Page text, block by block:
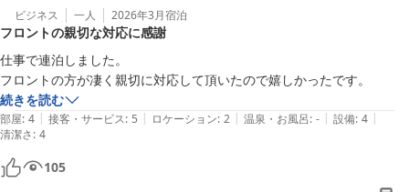
また機会がございましたら是非、当館へお立ち寄りくださいませ。
お客様にまた会える日をお待ち申し上げております。
この度は貴重なお時間の中、口コミにご返信いただきまして誠にあ
りがとうございました。
相鉄フレッサイン横浜戸塚　フロント
相鉄フレッサイン 横浜戸塚
ビジネス 一人 2026年3月宿泊
フロントの親切な対応に感謝
仕事で連泊しました。
フロントの方が凄く親切に対応して頂いたので嬉しかったです。
続きを読む
部屋: 4 | 接客・サービス: 5 | ロケーション: 2 | 温泉・お風呂: - | 設備: 4 |
清潔さ: 4
105